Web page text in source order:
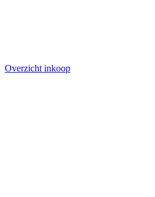
Overzicht inkoop